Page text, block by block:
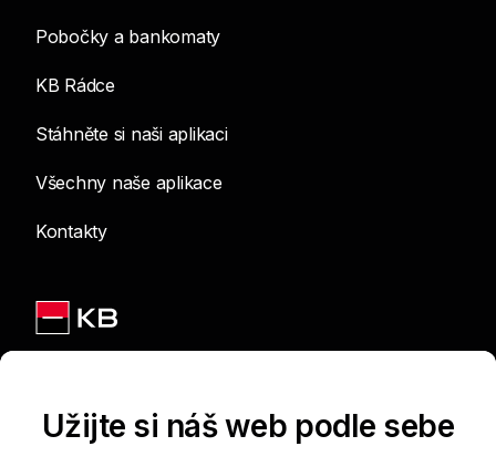
Pobočky a bankomaty
KB Rádce
Stáhněte si naši aplikaci
Všechny naše aplikace
Kontakty
Užijte si náš web podle sebe